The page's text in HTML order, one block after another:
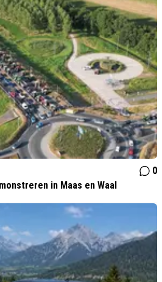
0
in Maas en Waal